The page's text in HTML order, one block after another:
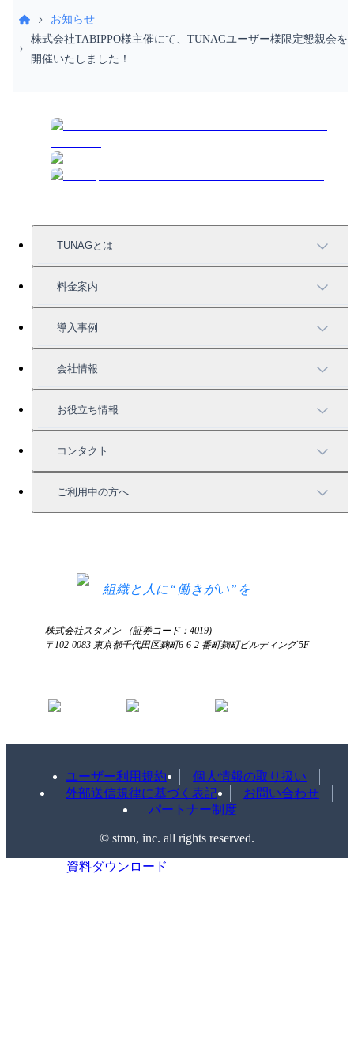
お知らせ
株式会社TABIPPO様主催にて、TUNAGユーザー様限定懇親会を
開催いたしました！
TUNAGとは
TUNAGの特徴
機能一覧
充実したサポート
料金案内
料金案内
導入事例
導入事例
活用方法
会社情報
会社情報
お役立ち情報
お役立ち資料一覧
セミナー情報
コンタクト
サービス資料請求
ご利用中の方へ
組織と人に“働きがい”を
株式会社スタメン （証券コード：4019)
〒102-0083 東京都千代田区麹町6-6-2 番町麹町ビルディング 5F
ユーザー利用規約
個人情報の取り扱い
外部送信規律に基づく表記
お問い合わせ
パートナー制度
©️ stmn, inc. all rights reserved.
資料ダウンロード